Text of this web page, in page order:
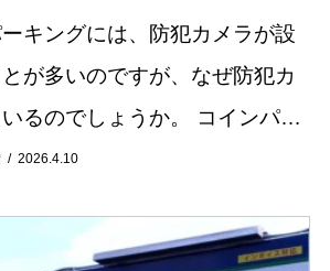
2026.4.10
キングには、防犯カメラが設
が多いのですが、なぜ防犯カ
るのでしょうか。 コインパー
用や労力の面で負担が少なく